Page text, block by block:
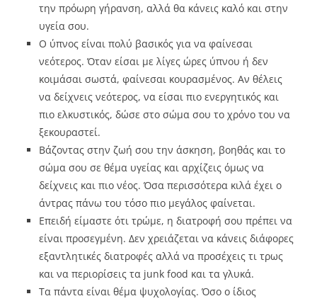
την πρόωρη γήρανση, αλλά θα κάνεις καλό και στην
υγεία σου.
Ο ύπνος είναι πολύ βασικός για να φαίνεσαι
νεότερος. Όταν είσαι με λίγες ώρες ύπνου ή δεν
κοιμάσαι σωστά, φαίνεσαι κουρασμένος. Αν θέλεις
να δείχνεις νεότερος, να είσαι πιο ενεργητικός και
πιο ελκυστικός, δώσε στο σώμα σου το χρόνο του να
ξεκουραστεί.
Βάζοντας στην ζωή σου την άσκηση, βοηθάς και το
σώμα σου σε θέμα υγείας και αρχίζεις όμως να
δείχνεις και πιο νέος. Όσα περισσότερα κιλά έχει ο
άντρας πάνω του τόσο πιο μεγάλος φαίνεται.
Επειδή είμαστε ότι τρώμε, η διατροφή σου πρέπει να
είναι προσεγμένη. Δεν χρειάζεται να κάνεις διάφορες
εξαντλητικές διατροφές αλλά να προσέχεις τι τρως
και να περιορίσεις τα junk food και τα γλυκά.
Τα πάντα είναι θέμα ψυχολογίας. Όσο ο ίδιος